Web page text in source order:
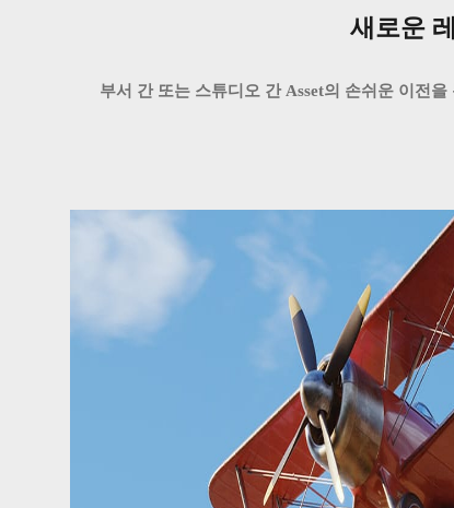
새로운
부서 간 또는 스튜디오 간 Asset의 손쉬운 이전